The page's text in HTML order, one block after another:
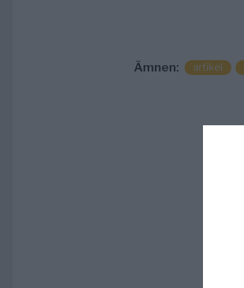
Ämnen: artikel